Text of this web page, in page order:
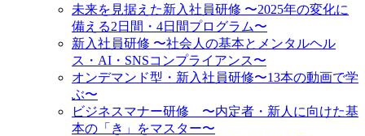
未来を見据えた新入社員研修 〜2025年の変化に
備える2日間・4日間プログラム〜
新入社員研修 〜社会人の基本とメンタルヘル
ス・AI・SNSコンプライアンス〜
オンデマンド型・新入社員研修〜13本の動画で学
ぶ〜
ビジネスマナー研修 〜内定者・新人に向けた基
本の「き」をマスター〜